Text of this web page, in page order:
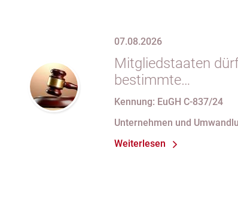
07.08.2026
Mitgliedstaaten
bestimmte
Kennung: EuGH C-837/24
Unternehmen und
Weiterlesen